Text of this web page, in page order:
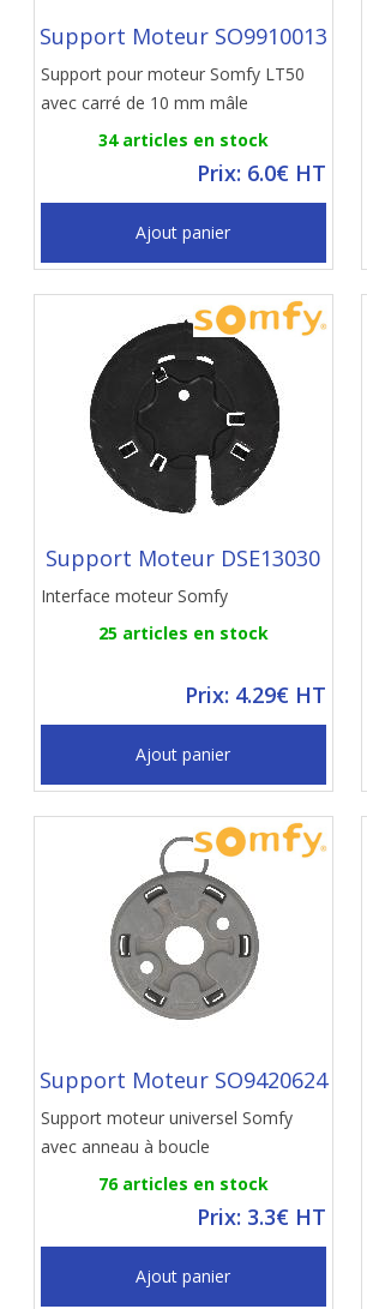
Support Moteur SO9910013
Support pour moteur Somfy LT50
avec carré de 10 mm mâle
34 articles en stock
Prix: 6.0€ HT
Ajout panier
Support Moteur DSE13030
Interface moteur Somfy
25 articles en stock
Prix: 4.29€ HT
Ajout panier
Support Moteur SO9420624
Support moteur universel Somfy
avec anneau à boucle
76 articles en stock
Prix: 3.3€ HT
Ajout panier